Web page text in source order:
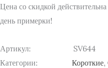
Цена со скидкой
день примерки!
Артикул:
SV644
Категории:
Короткие,